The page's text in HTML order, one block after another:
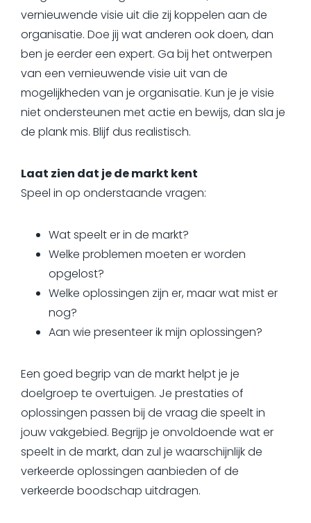
vernieuwende visie uit die zij koppelen aan de
organisatie. Doe jij wat anderen ook doen, dan
ben je eerder een expert. Ga bij het ontwerpen
van een vernieuwende visie uit van de
mogelijkheden van je organisatie. Kun je je visie
niet ondersteunen met actie en bewijs, dan sla je
de plank mis. Blijf dus realistisch.
Laat zien dat je de markt kent
Speel in op onderstaande vragen:
Wat speelt er in de markt?
Welke problemen moeten er worden
opgelost?
Welke oplossingen zijn er, maar wat mist er
nog?
Aan wie presenteer ik mijn oplossingen?
Een goed begrip van de markt helpt je je
doelgroep te overtuigen. Je prestaties of
oplossingen passen bij de vraag die speelt in
jouw vakgebied. Begrijp je onvoldoende wat er
speelt in de markt, dan zul je waarschijnlijk de
verkeerde oplossingen aanbieden of de
verkeerde boodschap uitdragen.